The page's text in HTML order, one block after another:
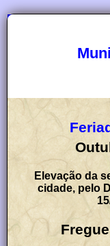
Elevação da
cidade, pelo